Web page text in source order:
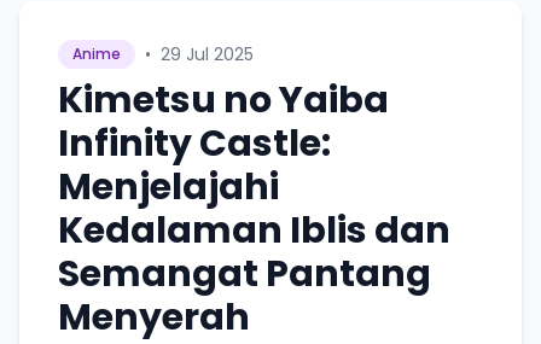
Anime • 29 Jul 2025
Kimetsu no Yaiba
Infinity Castle:
Menjelajahi
Kedalaman Iblis dan
Semangat Pantang
Menyerah